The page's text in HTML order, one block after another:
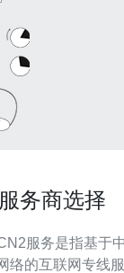
务商选择
络的互联网专线服